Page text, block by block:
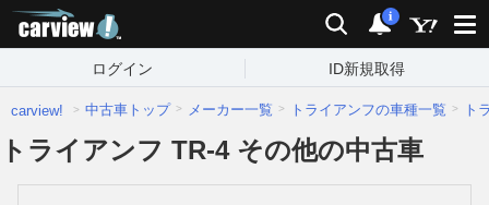
検索 通知
i
ログイン ID新規取得
carview! 中古車トップ メーカー一覧 トライアンフの車種一覧 ト
トライアンフ TR-4 その他の中古車